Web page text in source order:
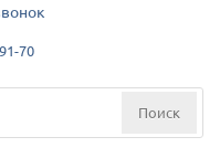
70
Поиск